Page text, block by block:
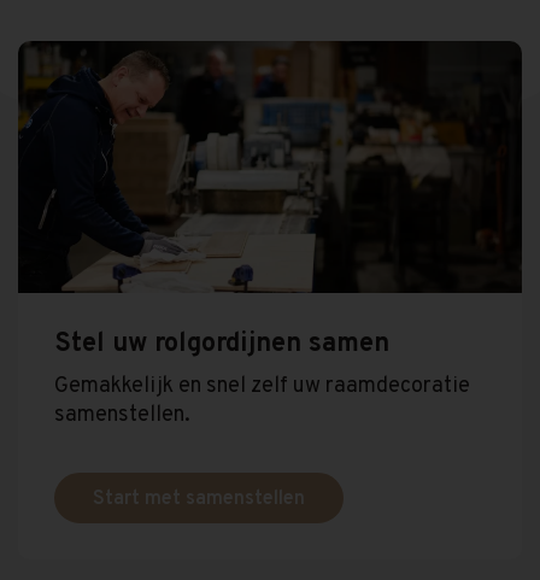
Stel uw rolgordijnen samen
Gemakkelijk en snel zelf uw raamdecoratie
samenstellen.
Start met samenstellen